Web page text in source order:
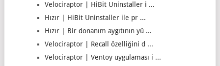
Velociraptor | HiBit Uninstaller i ...
Hızır | HiBit Uninstaller ile pr ...
Hızır | Bir donanım aygıtının yü ...
Velociraptor | Recall özelliğini d ...
Velociraptor | Ventoy uygulaması i ...